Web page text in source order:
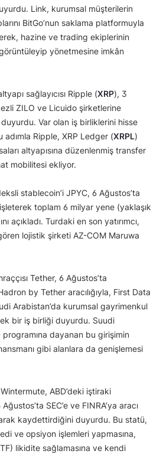
Link, kurumsal müşterilerin
BitGo’nun saklama platformuyla
hazine ve trading ekiplerinin
yönetmesine imkân
sağlayıcısı Ripple (XRP), 3
ZILO ve Licuido şirketlerine
duyurdu. Var olan iş birliklerini hisse
adımla Ripple, XRP Ledger (XRPL)
altyapısına düzenlenmiş transfer
mobilitesi ekliyor.
stablecoin’i JPYC, 6 Ağustos’ta
toplam 6 milyar yene (yaklaşık
açıkladı. Turdaki en son yatırımcı,
lojistik şirketi AZ-COM Maruwa
Tether, 6 Ağustos’ta
by Tether aracılığıyla, First Data
Arabistan’da kurumsal gayrimenkul
bir iş birliği duyurdu. Suudi
programına dayanan bu girişimin
gibi alanlara da genişlemesi
ABD’deki iştiraki
SEC’e ve FINRA’ya aracı
kaydettirdiğini duyurdu. Bu statü,
ve opsiyon işlemleri yapmasına,
likidite sağlamasına ve kendi